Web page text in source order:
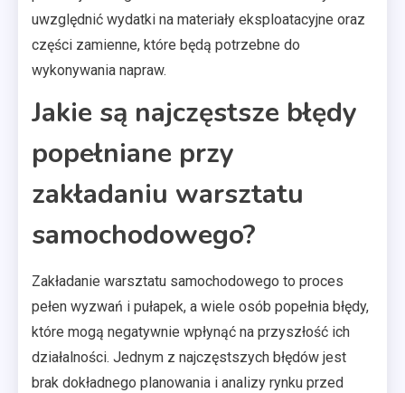
uwzględnić wydatki na materiały eksploatacyjne oraz
części zamienne, które będą potrzebne do
wykonywania napraw.
Jakie są najczęstsze błędy
popełniane przy
zakładaniu warsztatu
samochodowego?
Zakładanie warsztatu samochodowego to proces
pełen wyzwań i pułapek, a wiele osób popełnia błędy,
które mogą negatywnie wpłynąć na przyszłość ich
działalności. Jednym z najczęstszych błędów jest
brak dokładnego planowania i analizy rynku przed